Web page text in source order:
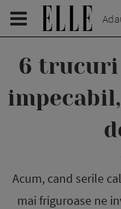
6
Acum, cand serile
mai friguroase ne